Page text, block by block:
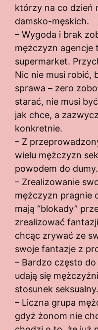
którzy na co dzień
damsko-męskich.
– Wygoda i brak
mężczyzn agencje
supermarket.
Nic nie musi robić,
sprawa – zero
starać, nie musi
jak chce, a
konkretnie.
– Z
wielu mężczyzn
powodem do dumy.
– Zrealizowanie
mężczyzn pragnie
mają “blokady”
zrealizować
chcąc zrywać ze
swoje fantazje z
– Bardzo często
udają się
stosunek seksualny.
– Liczna grupa
gdyż żonom nie